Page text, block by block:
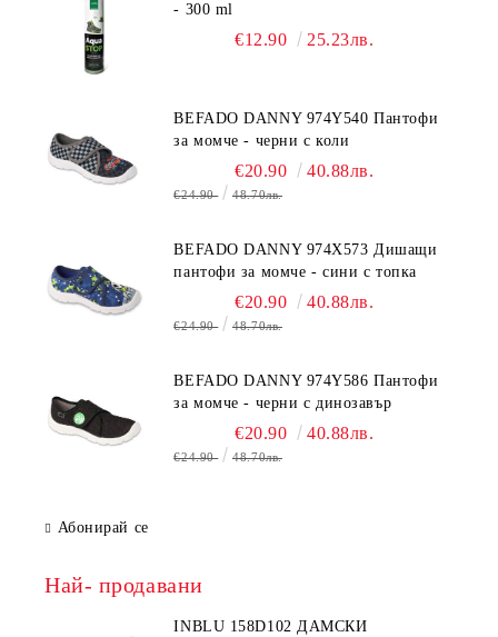
- 300 ml
€12.90 25.23лв.
BEFADO DANNY 974Y540 Пантофи
за момче - черни с коли
€20.90 40.88лв.
€24.90 48.70лв.
BEFADO DANNY 974X573 Дишащи
пантофи за момче - сини с топка
€20.90 40.88лв.
€24.90 48.70лв.
BEFADO DANNY 974Y586 Пантофи
за момче - черни с динозавър
€20.90 40.88лв.
€24.90 48.70лв.
Абонирай се
Най- продавани
INBLU 158D102 ДАМСКИ